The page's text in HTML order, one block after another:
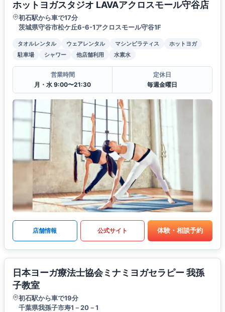
ホットヨガスタジオ LAVAアクロスモール守谷店
初石駅から車で17分
茨城県守谷市松ケ丘6-6-1アクロスモール守谷1F
タオルレンタル ウェアレンタル マシンピラティス
ホットヨガ
駐車場
シャワー 他店舗利用 水素水
営業時間
月・水 9:00〜21:30
定休日
毎週金曜日
店舗情報 公式サイト 体験・相談予約
日本ヨーガ療法士協会ミナミヨガセラピー 我孫
子教室
初石駅から車で19分
千葉県我孫子市寿1－20－1